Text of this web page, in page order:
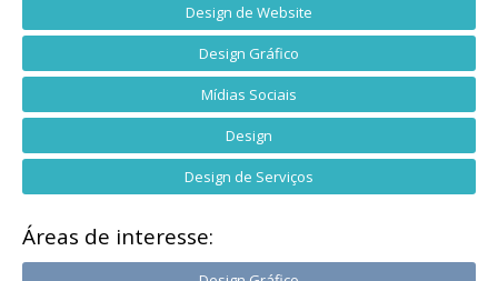
Design de Website
Design Gráfico
Mídias Sociais
Design
Design de Serviços
Áreas de interesse: